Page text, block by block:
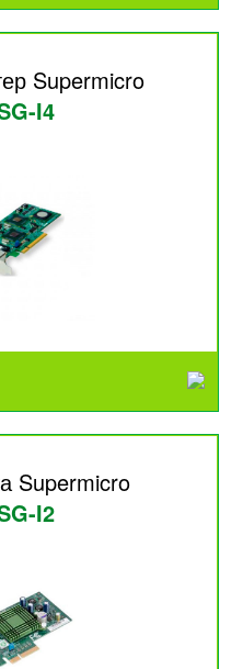
Supermicro
I4
Supermicro
I2